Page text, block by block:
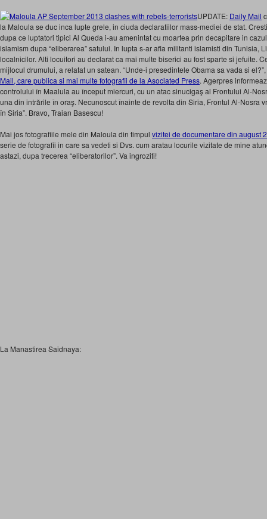
UPDATE: Daily Mail
la Maloula se duc inca lupte grele, in ciuda declaratiilor mass-mediei de stat.
dupa ce luptatori tipici Al Queda i-au amenintat cu moartea prin decapitare in
islamism dupa “eliberarea” satului. In lupta s-ar afla militanti islamisti din Tunisia,
localnicilor. Alti locuitori au declarat ca mai multe biserici au fost sparte si jefuite.
mijlocul drumului, a relatat un satean. “Unde-i presedintele Obama sa vada si
Mail, care publica si mai multe fotografii de la Asociated Press. Agerpres
controlului în Maalula au început miercuri, cu un atac sinucigaş al Frontului Al-
una din intrările în oraş. Necunoscut înainte de revolta din Siria, Frontul Al-Nosra
în Siria”. Bravo, Traian Basescu!
Mai jos fotografiile mele din Maloula din timpul vizitei de documentare din august
serie de fotografii in care sa vedeti si Dvs. cum aratau locurile vizitate de mine
astazi, dupa trecerea “eliberatorilor”. Va ingroziti!
La Manastirea Saidnaya: